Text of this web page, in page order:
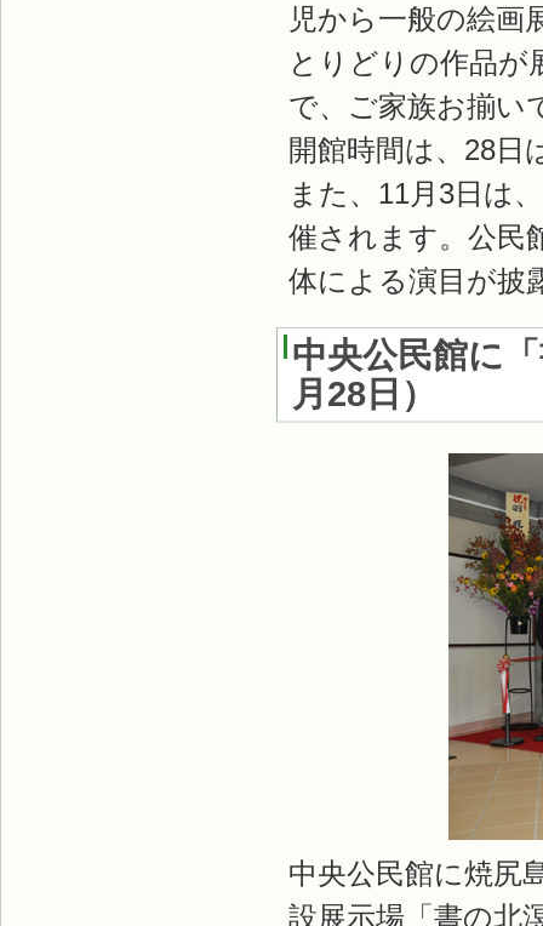
児から一般の絵画
とりどりの作品が
で、ご家族お揃い
開館時間は、28日
また、11月3日は
催されます。公民
体による演目が披
中央公民館に
月28日 ）
中央公民館に焼尻
設展示場「書の北